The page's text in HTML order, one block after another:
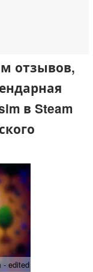
отзывов,
в Steam
edited